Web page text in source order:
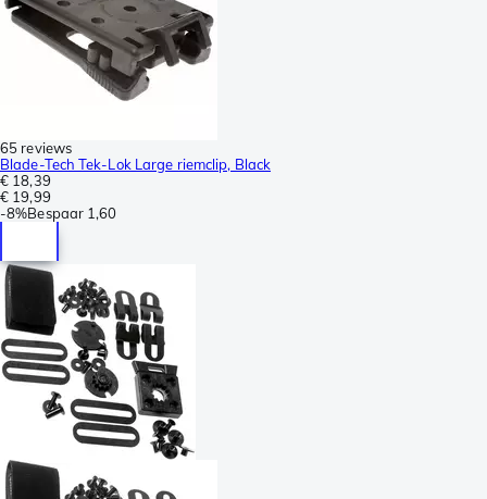
65 reviews
Blade-Tech Tek-Lok Large riemclip, Black
€ 18,39
€ 19,99
-8%Bespaar 1,60